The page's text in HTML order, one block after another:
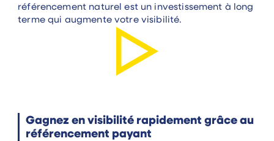
référencement naturel est un investissement à long
terme qui augmente votre visibilité.
Gagnez en visibilité rapidement grâce au
référencement payant